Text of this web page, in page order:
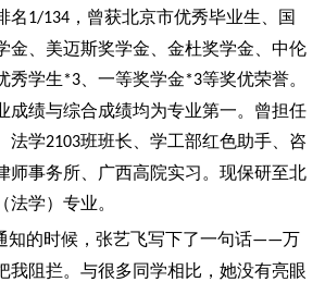
名1/134 ，曾获北京市优秀毕业生、国
金、美迈斯奖学金、金杜奖学金、中伦
秀学生*3、一等奖学金*3等奖优荣誉。
成绩与综合成绩均为专业第一。曾担任
法学2103班班长、学工部红色助手、咨
师事务所、广西高院实习。现保研至北
法学）专业。
知的时候，张艺飞写下了一句话——万
我阻拦。与很多同学相比，她没有亮眼